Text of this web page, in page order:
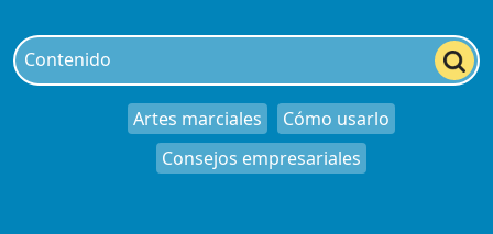
Artes marciales
Cómo usarlo
Consejos empresariales